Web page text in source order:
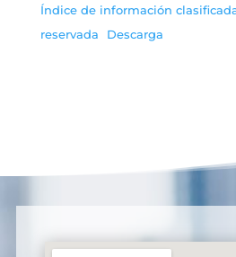
Índice de información
reservada
Descarga